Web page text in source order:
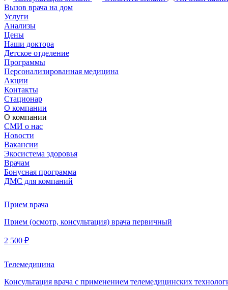
Вызов врача на дом
Услуги
Анализы
Цены
Наши доктора
Детское отделение
Программы
Персонализированная медицина
Акции
Контакты
Стационар
О компании
О компании
СМИ о нас
Новости
Вакансии
Экосистема здоровья
Врачам
Бонусная программа
ДМС для компаний
Прием врача
Прием (осмотр, консультация) врача первичный
2 500 ₽
Телемедицина
Консультация врача с применением телемедицинских